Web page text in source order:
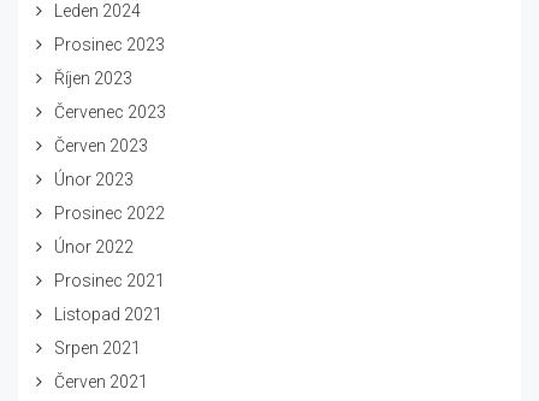
Leden 2024
Prosinec 2023
Říjen 2023
Červenec 2023
Červen 2023
Únor 2023
Prosinec 2022
Únor 2022
Prosinec 2021
Listopad 2021
Srpen 2021
Červen 2021